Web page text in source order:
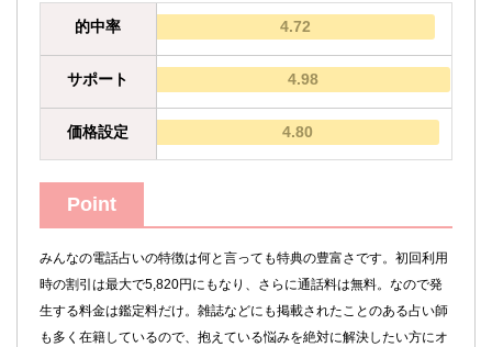
的中率 4.72
サポート 4.98
価格設定 4.80
Point
みんなの電話占いの特徴は何と言っても特典の豊富さです。初回利用
時の割引は最大で5,820円にもなり、さらに通話料は無料。なので発
生する料金は鑑定料だけ。雑誌などにも掲載されたことのある占い師
も多く在籍しているので、抱えている悩みを絶対に解決したい方にオ